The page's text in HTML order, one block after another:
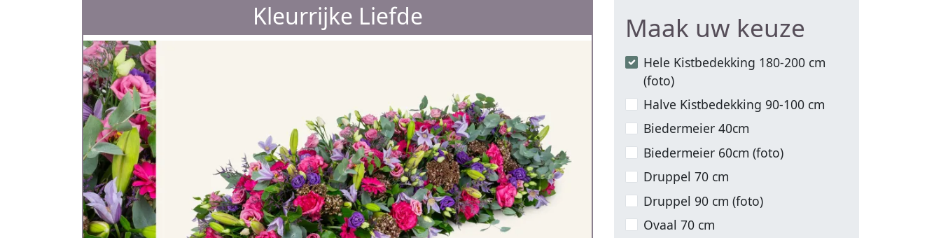
Kleurrijke Liefde Maak uw keuze
Hele Kistbedekking 180-200 cm
(foto)
Halve Kistbedekking 90-100 cm
Biedermeier 40cm
Biedermeier 60cm (foto)
Druppel 70 cm
Druppel 90 cm (foto)
Ovaal 70 cm